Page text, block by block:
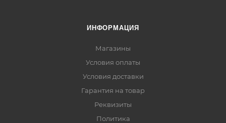
ИНФОРМАЦИЯ
Магазины
Условия оплаты
Условия доставки
Гарантия на товар
Реквизиты
Политика